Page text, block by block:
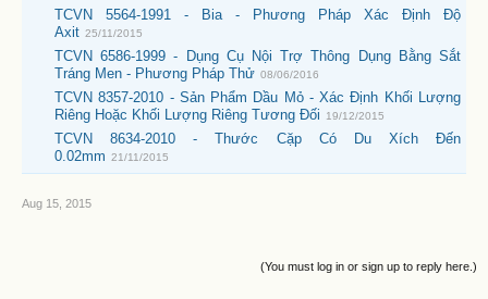
TCVN 5564-1991 - Bia - Phương Pháp Xác Định Độ
Axit 25/11/2015
TCVN 6586-1999 - Dụng Cụ Nội Trợ Thông Dụng Bằng Sắt
Tráng Men - Phương Pháp Thử 08/06/2016
TCVN 8357-2010 - Sản Phẩm Dầu Mỏ - Xác Định Khối Lượng
Riêng Hoặc Khối Lượng Riêng Tương Đối
19/12/2015
TCVN 8634-2010 - Thước Cặp Có Du Xích Đến
0.02mm 21/11/2015
Aug 15, 2015
(You must log in or sign up to reply here.)